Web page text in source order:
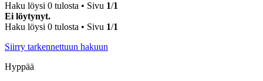
Haku löysi 0 tulosta • Sivu 1/1
Ei löytynyt.
Haku löysi 0 tulosta • Sivu 1/1
Siirry tarkennettuun hakuun
Hyppää